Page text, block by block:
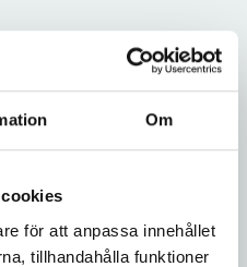
Om
för att anpassa innehållet
tillhandahålla funktioner